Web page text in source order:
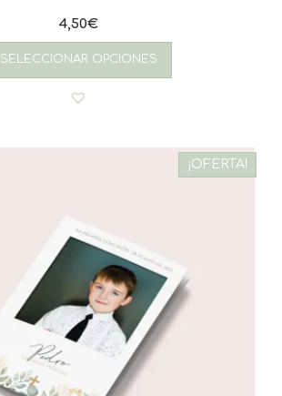
4,50€
SELECCIONAR OPCIONES
¡OFERTA!